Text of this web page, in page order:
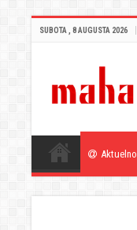
SUBOTA , 8 AUGUSTA 2026
Aktuelno